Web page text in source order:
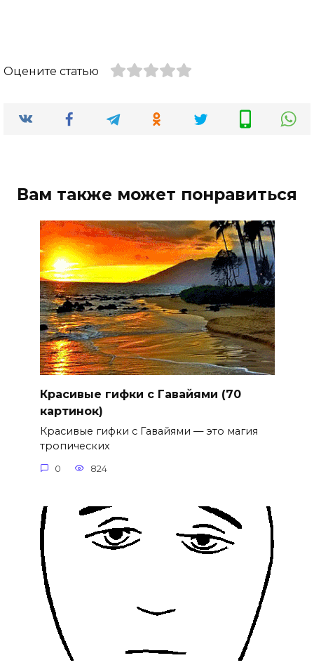
Оцените статью
Вам также может понравиться
Красивые гифки с Гавайями (70
картинок)
Красивые гифки с Гавайями — это магия
тропических
0 824